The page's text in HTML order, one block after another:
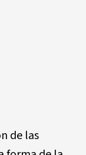
de las